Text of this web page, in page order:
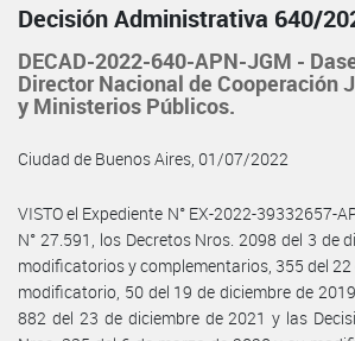
Decisión Administrativa 640/
DECAD-2022-640-APN-JGM -
Director Nacional de Cooperación
y Ministerios Públicos.
Ciudad de Buenos Aires, 01/07/2022
VISTO el Expediente N° EX-2022-39332657-
N° 27.591, los Decretos Nros. 2098 del 3 de
modificatorios y complementarios, 355 del 22
modificatorio, 50 del 19 de diciembre de
882 del 23 de diciembre de 2021 y las